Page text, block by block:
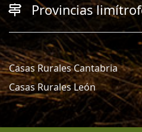
Provincias
Casas Rurales Cantabria
Casas Rurales León